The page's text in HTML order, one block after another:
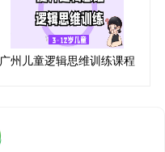
广州儿童逻辑思维训练课程